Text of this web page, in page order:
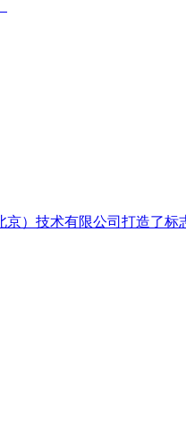
）技术有限公司打造了标